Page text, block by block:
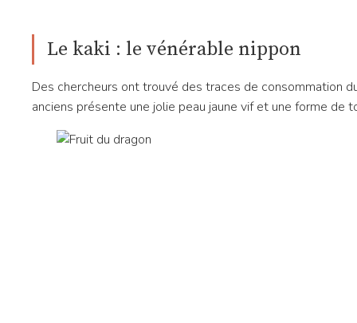
Le kaki : le vénérable nippon
Des chercheurs ont trouvé des traces de consommation
anciens présente une jolie peau jaune vif et une forme de